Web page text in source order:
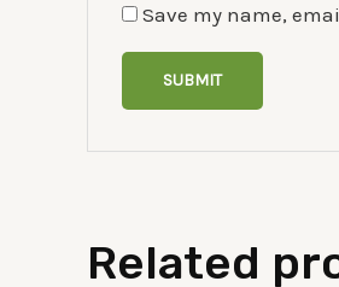
Save my name,
Related